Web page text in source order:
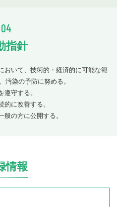
04
指針
おいて、技術的・経済的に可能な範
汚染の予防に努める。
守する。
に改善する。
の方に公開する。
情報